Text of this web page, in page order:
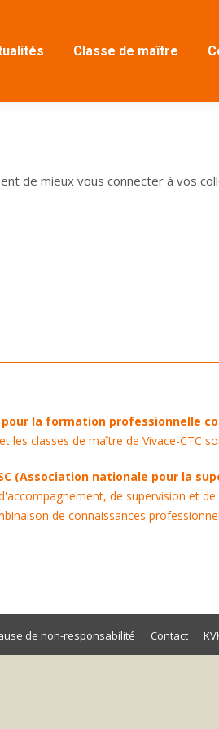
Classe de maître
de mieux vous connecter à vos
la formation professionnelle
classes de maître de Vivace-CTC
(Association nationale pour la
de supervision et
de connaissances
de non-responsabilité Contact